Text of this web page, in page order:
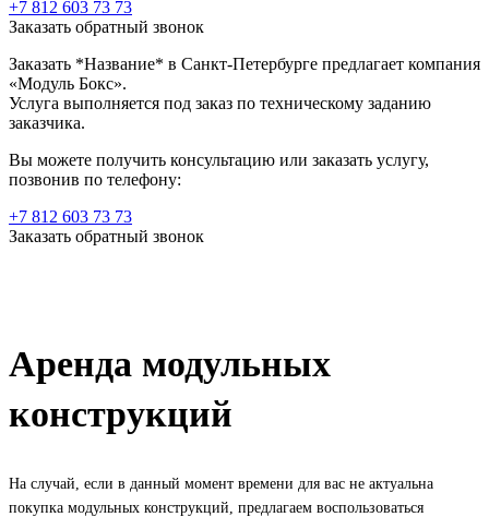
+7 812 603 73 73
Заказать обратный звонок
Заказать *Название* в Санкт-Петербурге предлагает компания
«Модуль Бокс».
Услуга выполняется под заказ по техническому заданию
заказчика.
Вы можете получить консультацию или заказать услугу,
позвонив по телефону:
+7 812 603 73 73
Заказать обратный звонок
Аренда модульных
конструкций
На случай, если в данный момент времени для вас не актуальна
покупка модульных конструкций, предлагаем воспользоваться